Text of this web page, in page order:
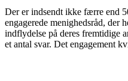
Der er indsendt ikke færre end
engagerede menighedsråd, der
indflydelse på deres fremtidige
et antal svar. Det engagement